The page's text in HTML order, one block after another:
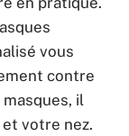
vous
contre
il
votre nez.